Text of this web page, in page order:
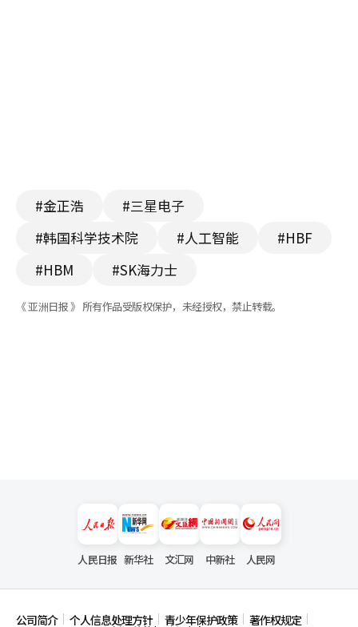
#金正浩
#三星电子
#韩国科学技术院
#人工智能
#HBF
#HBM
#SK海力士
《 亚洲日报 》 所有作品受版权保护，未经授权，禁止转载。
人民日报 新华社 文汇网 中新社 人民网
公司简介 个人信息处理方针 青少年保护政策 著作权规定